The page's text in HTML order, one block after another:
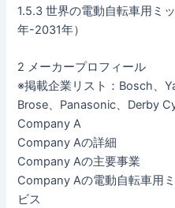
1.5.3 世界の電動自転車用ミ
年-2031年）
2 メーカープロフィール
※掲載企業リスト：Bosch、
Brose、Panasonic、Derby
Company A
Company Aの詳細
Company Aの主要事業
Company Aの電動自転車用
ビス